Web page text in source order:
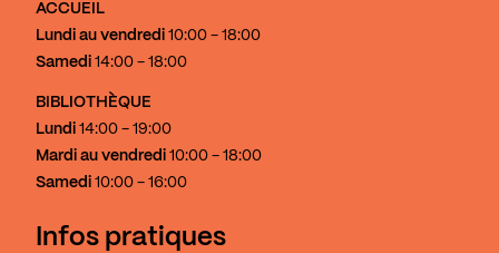
ACCUEIL
Lundi au vendredi 10:00 - 18:00
Samedi 14:00 - 18:00
BIBLIOTHÈQUE
Lundi 14:00 - 19:00
Mardi au vendredi 10:00 - 18:00
Samedi 10:00 - 16:00
Infos pratiques